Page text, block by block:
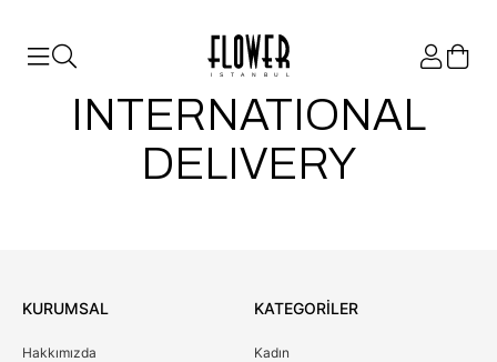
ISTANBUL
INTERNATIONAL
DELIVERY
KURUMSAL
Hakkımızda
KATEGORİLER
Kadın